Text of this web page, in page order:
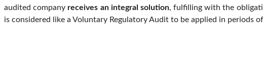
audited company receives an integral solution, fulfilling with the
is considered like a Voluntary Regulatory Audit to be applied in periods